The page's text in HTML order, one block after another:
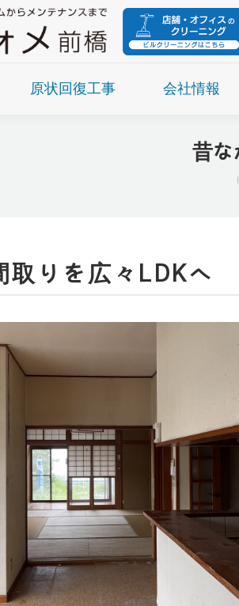
原状回復工事 会社情報
昔な
取りを広々LDKへ